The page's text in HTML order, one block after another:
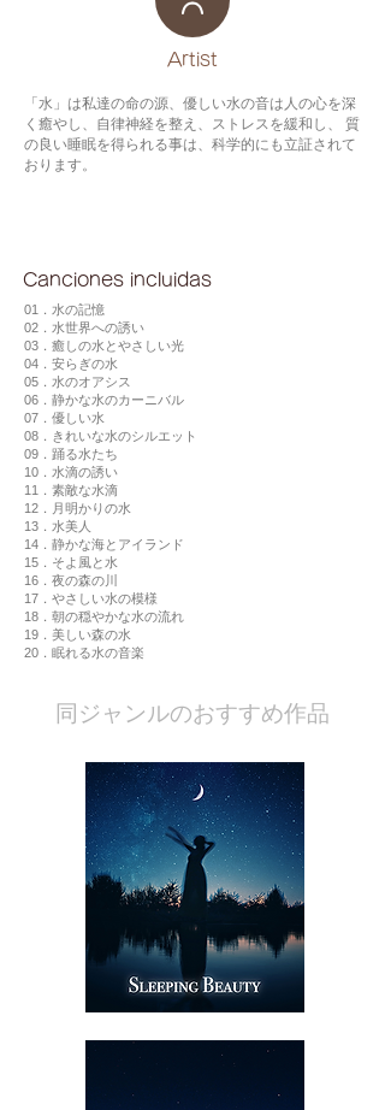
​Artist
「水」は私達の命の源、優しい水の音は人の心を深
く癒やし、自律神経を整え、ストレスを緩和し、 質
の良い睡眠を得られる事は、科学的にも立証されて
おります。
Canciones incluidas
01．水の記憶
02．水世界への誘い
03．癒しの水とやさしい光
04．安らぎの水
05．水のオアシス
06．静かな水のカーニバル
07．優しい水
08．きれいな水のシルエット
09．踊る水たち
10．水滴の誘い
11．素敵な水滴
12．月明かりの水
13．水美人
14．静かな海とアイランド
15．そよ風と水
16．夜の森の川
17．やさしい水の模様
18．朝の穏やかな水の流れ
19．美しい森の水
20．眠れる水の音楽
​同ジャンルのおすすめ作品